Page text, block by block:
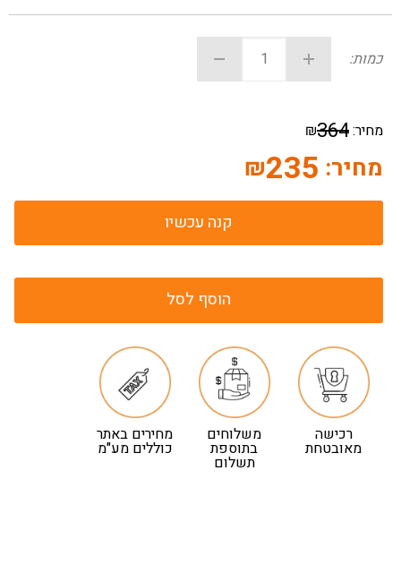
כמות:
מחיר:364
₪
מחיר: 235
₪
קנה עכשיו
הוסף לסל
רכישה
מאובטחת
משלוחים
בתוספת
תשלום
מחירים באתר
כוללים מע"מ